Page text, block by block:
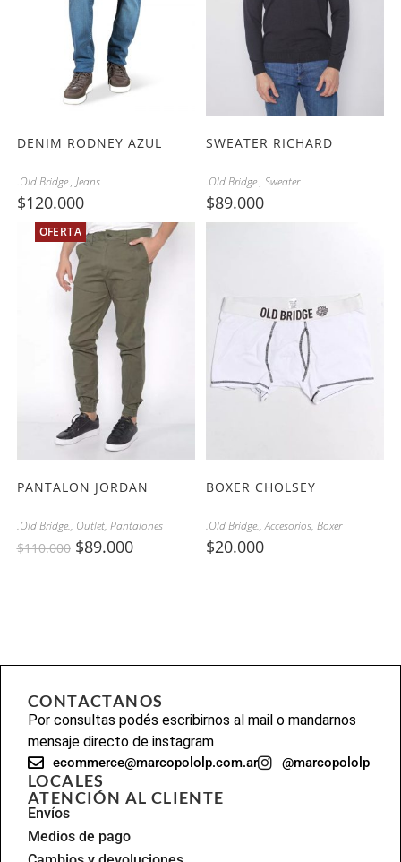
DENIM RODNEY AZUL
.Old Bridge., Jeans
$120.000
SWEATER RICHARD
.Old Bridge.,Sweater
$89.000
OFERTA
PANTALON JORDAN
.Old Bridge., Outlet, Pantalones
$110.000 $89.000
BOXER CHOLSEY
.Old Bridge.,Accesorios,Boxer
$20.000
CONTACTANOS
Por consultas podés escribirnos al mail o mandarnos
mensaje directo de instagram
ecommerce@marcopololp.com.ar @marcopololp
LOCALES
ATENCIÓN AL CLIENTE
Envíos
Medios de pago